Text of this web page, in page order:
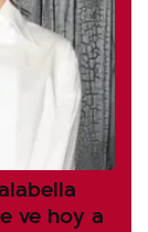
ve hoy a